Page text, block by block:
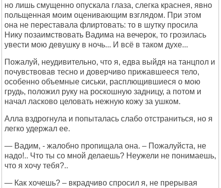
но лишь смущенно опускала глаза, слегка краснея, явно
польщенная моим оценивающим взглядом. При этом
она не переставала флиртовать: то в шутку просила
Нику позаимствовать Вадима на вечерок, то грозилась
увести мою девушку в ночь... И всё в таком духе...
Пожалуй, неудивительно, что я, едва выйдя на танцпол и
почувствовав тесно и доверчиво прижавшееся тело,
особенно объемные сиськи, расплющившиеся о мою
грудь, положил руку на роскошную задницу, а потом и
начал ласково целовать нежную кожу за ушком.
Алла вздрогнула и попыталась слабо отстраниться, но я
легко удержал ее.
— Вадим, - жалобно пропищала она. – Пожалуйста, не
надо!.. Что ты со мной делаешь? Неужели не понимаешь,
что я хочу тебя?..
— Как хочешь? – вкрадчиво спросил я, не прерывая